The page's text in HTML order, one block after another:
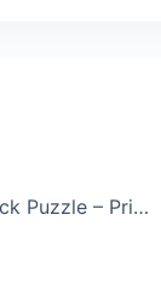
Puzzle – Pri…